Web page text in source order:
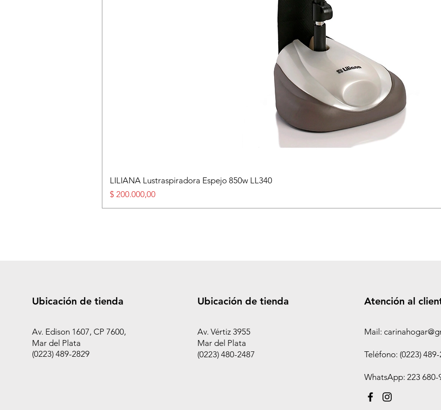
LILIANA Lustraspiradora Espejo 850w LL340
Precio
$ 200.000,00
Ubicación de tienda
Av. Edison 1607, CP 7600,
Mar del Plata
(0223) 489-2829
Ubicación de tienda
Av. Vértiz 3955
Mar del Plata
(0223) 480-2487
Atención al
Mail:
Teléfono: (0223)
WhatsApp: 223 680-